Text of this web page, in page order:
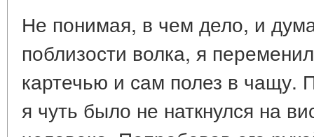
Не понимая, в чем дело, и
поблизости волка, я
картечью и сам полез в чащу.
я чуть было не наткнулся на